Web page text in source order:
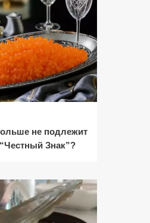
не подлежит
Знак”?